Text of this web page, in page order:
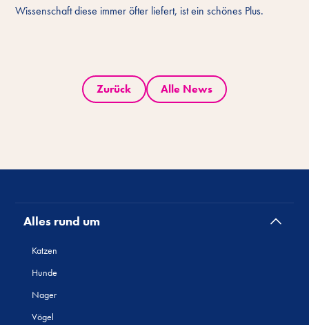
Wissenschaft diese immer öfter liefert, ist ein schönes Plus.
Zurück Alle News
Alles rund um
Katzen
Hunde
Nager
Vögel